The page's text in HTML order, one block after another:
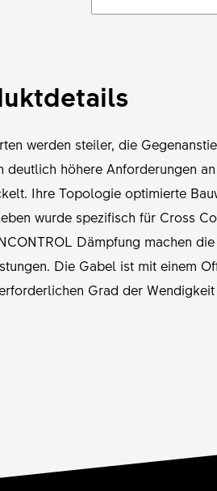
werden steiler, die
höhere Anforderungen
Ihre Topologie optimierte
wurde spezifisch für Cross
Dämpfung machen
Die Gabel ist mit einem
Grad der